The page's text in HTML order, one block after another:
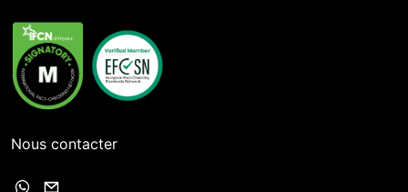
Nous contacter